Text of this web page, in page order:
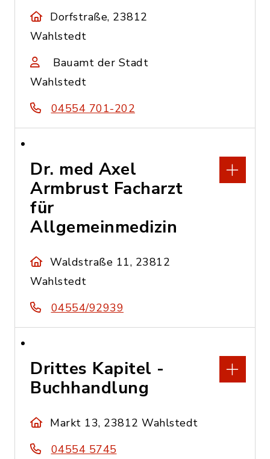
Dorfstraße, 23812
Wahlstedt
Bauamt der Stadt
Wahlstedt
04554 701-202
Dr. med Axel
Armbrust Facharzt
für
Allgemeinmedizin
Waldstraße 11, 23812
Wahlstedt
04554/92939
Drittes Kapitel -
Buchhandlung
Markt 13, 23812 Wahlstedt
04554 5745